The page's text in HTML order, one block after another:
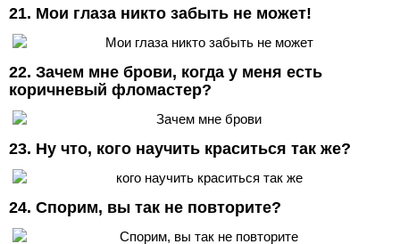
21. Мои глаза никто забыть не может!
22. Зачем мне брови, когда у меня есть
коричневый фломастер?
23. Ну что, кого научить краситься так же?
24. Спорим, вы так не повторите?